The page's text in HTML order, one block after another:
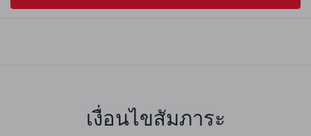
เงื่อนไขสัมภาระ